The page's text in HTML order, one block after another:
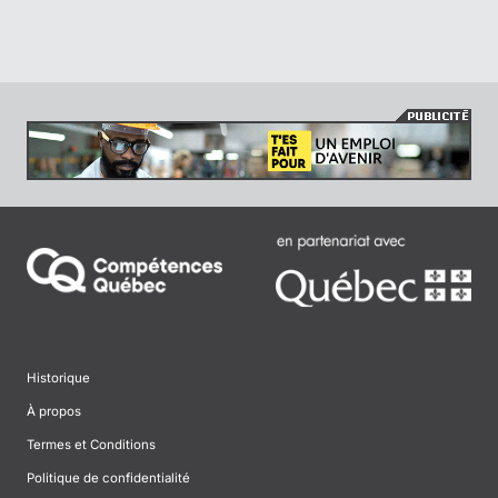
Historique
À propos
Termes et Conditions
Politique de confidentialité